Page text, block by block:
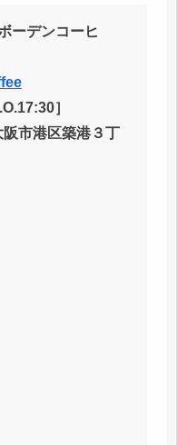
ーデンコーヒ
］
市港区築港３丁